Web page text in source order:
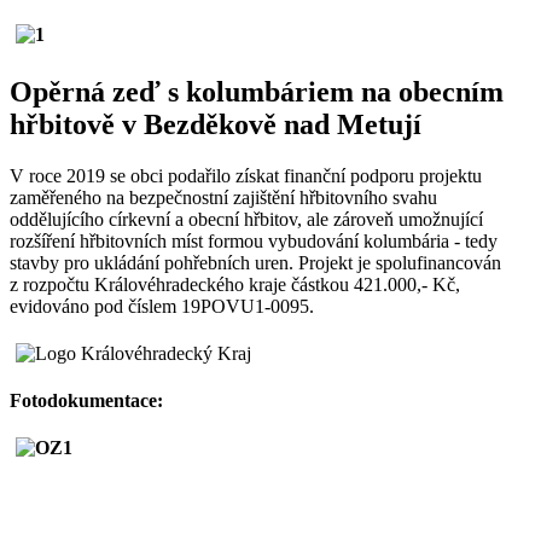
Opěrná zeď s kolumbáriem na obecním
hřbitově v Bezděkově nad Metují
V roce 2019 se obci podařilo získat finanční podporu projektu
zaměřeného na bezpečnostní zajištění hřbitovního svahu
oddělujícího církevní a obecní hřbitov, ale zároveň umožnující
rozšíření hřbitovních míst formou vybudování kolumbária - tedy
stavby pro ukládání pohřebních uren. Projekt je spolufinancován
z rozpočtu Královéhradeckého kraje částkou 421.000,- Kč,
evidováno pod číslem 19POVU1-0095.
Fotodokumentace: